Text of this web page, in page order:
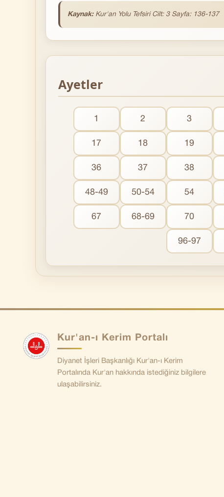
Kaynak: Kur'an Yolu Tefsiri Cilt: 3 Sayfa: 136-137
Ayetler
1 2 3
17 18 19
36 37 38
48-49 50-54 54
67 68-69 70
96-97
Kur'an-ı Kerim Portalı
Diyanet İşleri Başkanlığı Kur'an-ı Kerim
Portalında Kur'an hakkında istediğiniz bilgilere
ulaşabilirsiniz.